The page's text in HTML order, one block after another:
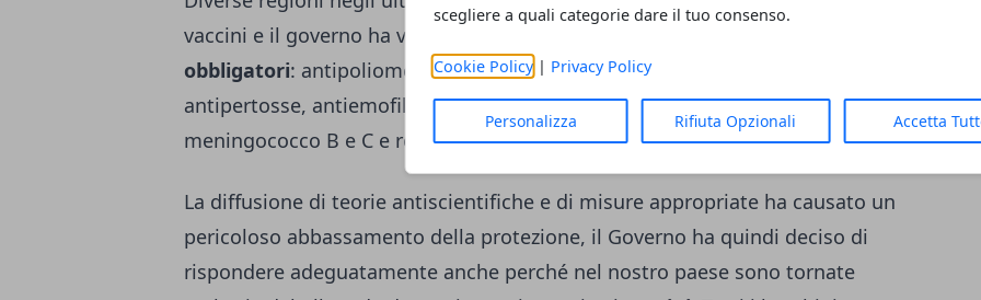
scegliere a quali categorie dare il tuo consenso.
Cookie Policy| Privacy Policy
Personalizza Rifiuta Opzionali Accetta
vaccini e il governo ha voluto dare un indirizzo generale. Questi i
obbligatori: antipoliomelitica, antidifterica, antitetanica, antiepatite b,
antipertosse, antiemofilo di tipo B, rosolia, parotite, varicella,
meningococco B e C e rosolia.
La diffusione di teorie antiscientifiche e di misure appropriate ha causato un
pericoloso abbassamento della protezione, il Governo ha quindi deciso di
rispondere adeguatamente anche perché nel nostro paese sono tornate